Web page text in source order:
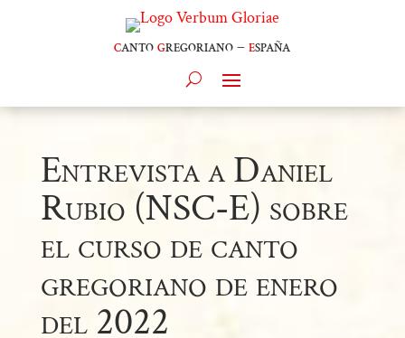
cantogregoriano –españa
Entrevista a Daniel
Rubio (NSC-E) sobre
el curso de canto
gregoriano de enero
del 2022